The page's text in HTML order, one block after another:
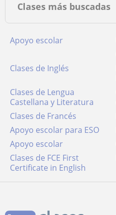
Clases más buscadas
Apoyo escolar
Clases de Inglés
Clases de Lengua
Castellana y Literatura
Clases de Francés
Apoyo escolar para ESO
Apoyo escolar
Clases de FCE First
Certificate in English